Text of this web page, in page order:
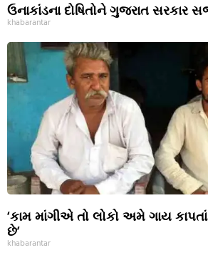
ઉનાકાંડના દોષિતોને ગુજરાત સરકાર
khabarantar
‘કામ માંગીએ તો લોકો અમે ગાય
છે’
khabarantar